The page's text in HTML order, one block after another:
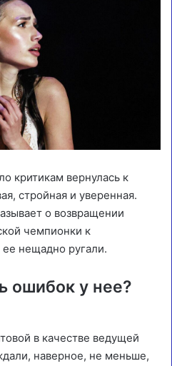
критикам вернулась к
стройная и уверенная.
о возвращении
чемпионки к
ее нещадно ругали.
ошибок у нее?
в качестве ведущей
наверное, не меньше,